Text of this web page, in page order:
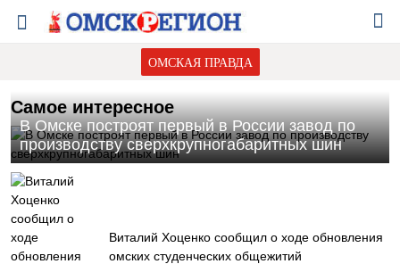
ОМСКАЯ ПРАВДА
Самое интересное
В Омске построят первый в России завод по
производству сверхкрупногабаритных шин
Виталий Хоценко сообщил о ходе обновления
омских студенческих общежитий